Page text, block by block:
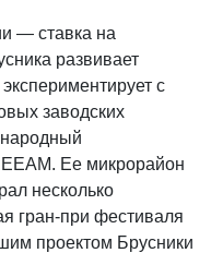
— ставка на
развивает
с
заводских
Ее микрорайон
несколько
гран-при фестиваля
проектом Брусники